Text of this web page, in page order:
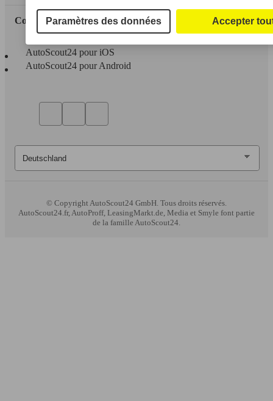
Contact
AutoScout24 pour iOS
AutoScout24 pour Android
© CopyrightAutoScout24 GmbH. Tous droits réservés.
AutoScout24.fr, AutoProff, LeasingMarkt.de, Media et Smyle font partie
de la famille AutoScout24.
Paramètres des données Accepter